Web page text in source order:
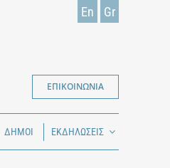
En Gr
ΕΠΙΚΟΙΝΩΝΙΑ
ΔΗΜΟΙ ΕΚΔΗΛΩΣΕΙΣ